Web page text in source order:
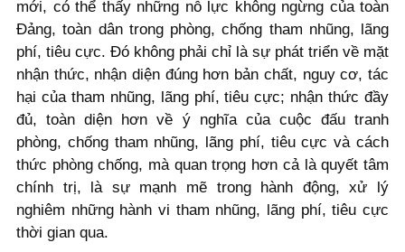
mới, có thể thấy những nỗ lực không ngừng của toàn
Đảng, toàn dân trong phòng, chống tham nhũng, lãng
phí, tiêu cực. Đó không phải chỉ là sự phát triển về mặt
nhận thức, nhận diện đúng hơn bản chất, nguy cơ, tác
hại của tham nhũng, lãng phí, tiêu cực; nhận thức đầy
đủ, toàn diện hơn về ý nghĩa của cuộc đấu tranh
phòng, chống tham nhũng, lãng phí, tiêu cực và cách
thức phòng chống, mà quan trọng hơn cả là quyết tâm
chính trị, là sự mạnh mẽ trong hành động, xử lý
nghiêm những hành vi tham nhũng, lãng phí, tiêu cực
thời gian qua.